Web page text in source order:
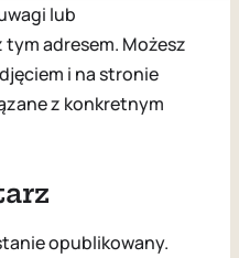
lub
adresem. Możesz
i na stronie
z konkretnym
opublikowany.